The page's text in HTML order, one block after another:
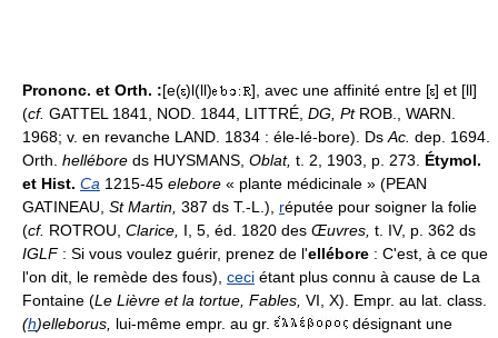
Prononc. et Orth. :[e( )l(ll) ], avec une affinité entre [ ] et [ll]
(cf. GATTEL 1841, NOD. 1844, LITTRÉ, DG, PtROB., WARN.
1968; v. en revanche LAND. 1834 : éle-lé-bore). Ds Ac. dep. 1694.
Orth. hellébore ds HUYSMANS, Oblat, t. 2, 1903, p. 273. Étymol.
et Hist. Ca 1215-45 elebore « plante médicinale » (PEAN
GATINEAU, St Martin, 387 ds T.-L.), réputée pour soigner la folie
(cf. ROTROU, Clarice, I, 5, éd. 1820 des Œuvres, t. IV, p. 362 ds
IGLF: Si vous voulez guérir, prenez de l'ellébore : C'est, à ce que
l'on dit, le remède des fous), ceci étant plus connu à cause de La
Fontaine (Le Lièvre et la tortue, Fables, VI, X). Empr. au lat. class.
(h)elleborus, lui-même empr. au gr.
désignant une